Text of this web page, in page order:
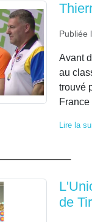
Publiée
Avant
au
trouvé
Lire la
de